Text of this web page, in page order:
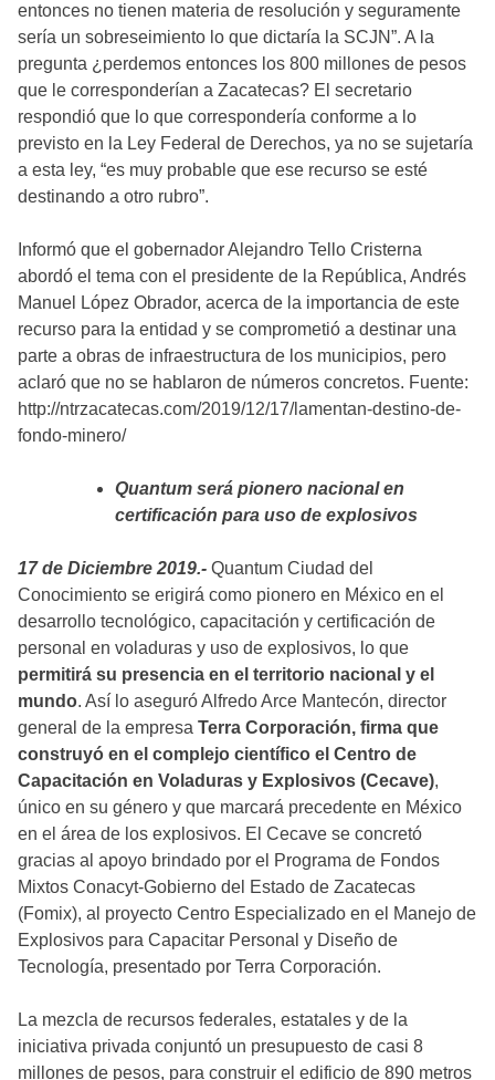
entonces no tienen materia de resolución y seguramente
sería un sobreseimiento lo que dictaría la SCJN”. A la
pregunta ¿perdemos entonces los 800 millones de pesos
que le corresponderían a Zacatecas? El secretario
respondió que lo que correspondería conforme a lo
previsto en la Ley Federal de Derechos, ya no se sujetaría
a esta ley, “es muy probable que ese recurso se esté
destinando a otro rubro”.
Informó que el gobernador Alejandro Tello Cristerna
abordó el tema con el presidente de la República, Andrés
Manuel López Obrador, acerca de la importancia de este
recurso para la entidad y se comprometió a destinar una
parte a obras de infraestructura de los municipios, pero
aclaró que no se hablaron de números concretos. Fuente:
http://ntrzacatecas.com/2019/12/17/lamentan-destino-de-
fondo-minero/
Quantum será pionero nacional en
certificación para uso de explosivos
17 de Diciembre 2019.- Quantum Ciudad del
Conocimiento se erigirá como pionero en México en el
desarrollo tecnológico, capacitación y certificación de
personal en voladuras y uso de explosivos, lo que
permitirá su presencia en el territorio nacional y el
mundo. Así lo aseguró Alfredo Arce Mantecón, director
general de la empresa Terra Corporación, firma que
construyó en el complejo científico el Centro de
Capacitación en Voladuras y Explosivos (Cecave),
único en su género y que marcará precedente en México
en el área de los explosivos. El Cecave se concretó
gracias al apoyo brindado por el Programa de Fondos
Mixtos Conacyt-Gobierno del Estado de Zacatecas
(Fomix), al proyecto Centro Especializado en el Manejo de
Explosivos para Capacitar Personal y Diseño de
Tecnología, presentado por Terra Corporación.
La mezcla de recursos federales, estatales y de la
iniciativa privada conjuntó un presupuesto de casi 8
millones de pesos, para construir el edificio de 890 metros